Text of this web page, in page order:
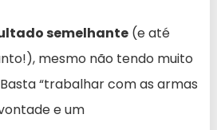
semelhante (e até
mesmo não tendo muito
“trabalhar com as armas
e um